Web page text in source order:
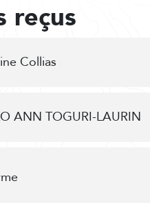
reçus
Collias
ANN TOGURI-LAURIN